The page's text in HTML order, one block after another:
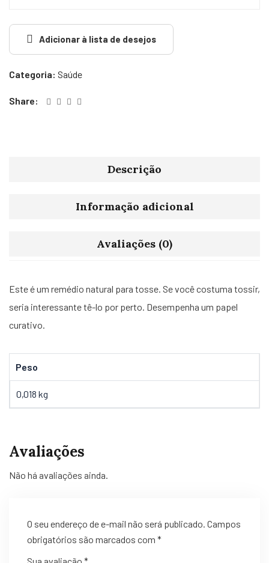
Adicionar à lista de desejos
Categoria: Saúde
Share:
Descrição
Informação adicional
Avaliações (0)
Este é um remédio natural para tosse. Se você costuma tossir,
seria interessante tê-lo por perto. Desempenha um papel
curativo.
Peso
0,018 kg
Avaliações
Não há avaliações ainda.
O seu endereço de e-mail não será publicado. Campos
obrigatórios são marcados com *